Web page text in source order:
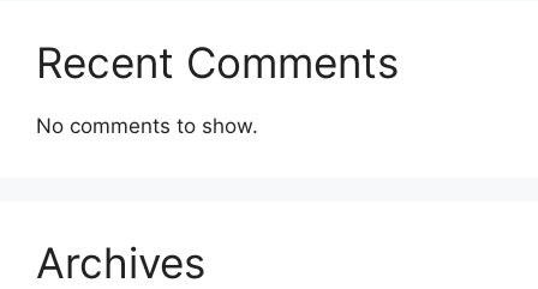
Recent Comments
No comments to show.
Archives